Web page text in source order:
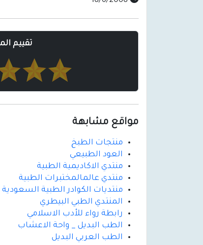
تقييم
مواقع مشابهة
منتجات الطبخ
العود الطبيعي
منتدي الاكاديمية الطبية
منتدي عالمالمختبرات الطبية
منتديات الكوادر الطبية السعودية
المنتدي الطبي البيطري
رابطة رواء للأدب الاسلامي
الطب البديل _ واحة الاعشاب
الطب العربي البديل